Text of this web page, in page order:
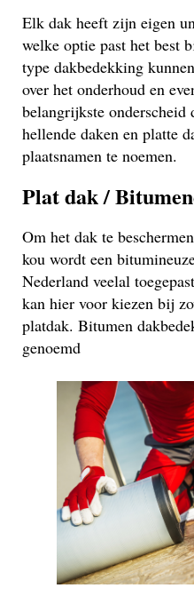
Elk dak heeft zijn eigen
welke optie past het best
type dakbedekking
over het onderhoud en
belangrijkste onderscheid
hellende daken en platte
plaatsnamen te noemen.
Plat dak /
Om het dak te
kou wordt een
Nederland veelal
kan hier voor kiezen bij
platdak. Bitumen
genoemd